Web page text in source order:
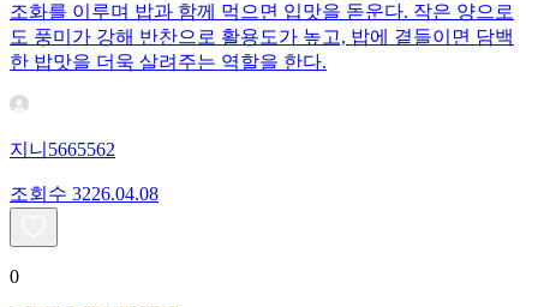
조화를 이루며 밥과 함께 먹으면 입맛을 돋운다. 작은 양으로
도 풍미가 강해 반찬으로 활용도가 높고, 밥에 곁들이면 담백
한 밥맛을 더욱 살려주는 역할을 한다.
지니5665562
조회수 3226.04.08
0